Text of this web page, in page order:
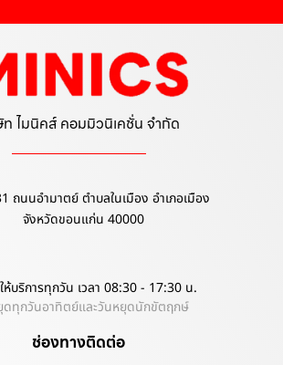
ไมนิคส์ คอมมิวนิเคชั่น จำกัด
ถนนอำมาตย์ ตำบลในเมือง อำเภอเมือง
จังหวัดขอนแก่น 40000
ห้บริการทุกวัน เวลา 08:30 - 17:30 น.
ดทุกวันอาทิตย์และวันหยุดนักขัตฤกษ์
ช่องทางติดต่อ